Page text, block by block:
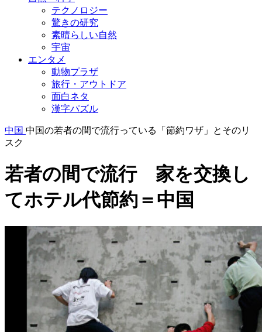
テクノロジー
驚きの研究
素晴らしい自然
宇宙
エンタメ
動物プラザ
旅行・アウトドア
面白ネタ
漢字パズル
中国 中国の若者の間で流行っている「節約ワザ」とそのリ
スク
若者の間で流行 家を交換し
てホテル代節約＝中国